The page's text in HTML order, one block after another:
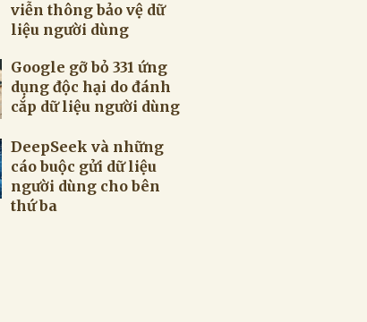
viễn thông bảo vệ dữ
liệu người dùng
Google gỡ bỏ 331 ứng
dụng độc hại do đánh
cắp dữ liệu người dùng
DeepSeek và những
cáo buộc gửi dữ liệu
người dùng cho bên
thứ ba